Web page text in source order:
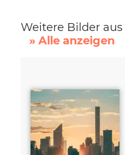
Weitere Bilder
» Alle anzeigen